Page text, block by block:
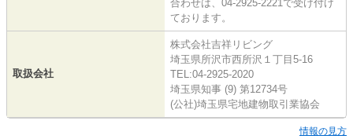
合わせは、04-2925-2221で受け付け
ております。
取扱会社
株式会社吉祥リビング
埼玉県所沢市西所沢１丁目5-16
TEL:04-2925-2020
埼玉県知事 (9) 第12734号
(公社)埼玉県宅地建物取引業協会
情報の見方